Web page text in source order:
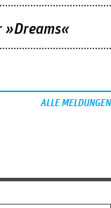
»Dreams«
ALLE MELDUNGEN